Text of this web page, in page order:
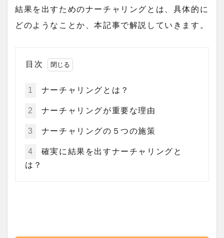
結果を出すためのナーチャリングとは、具体的に
どのようなことか、本記事で解説していきます。
目次
1 ナーチャリングとは？
2 ナーチャリングが重要な理由
3 ナーチャリングの５つの施策
4
確実に結果を出すナーチャリングと
は？